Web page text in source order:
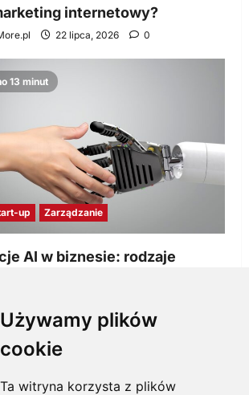
Używamy plików
cookie
Ta witryna korzysta z plików
internetowy?
22 lipca, 2026 0
13 minut
up Zarządzanie
AI w biznesie: rodzaje
i korzyści dla Twojej firmy
8 minut